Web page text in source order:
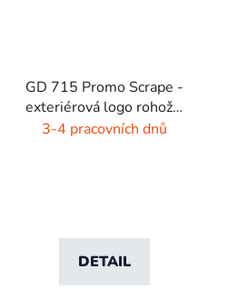
GD 715 Promo Scrape -
exteriérová logo rohož -
7 mm vlas
3-4 pracovních dnů
DETAIL